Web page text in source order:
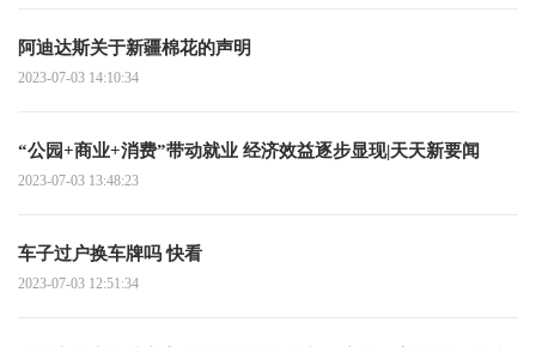
阿迪达斯关于新疆棉花的声明
2023-07-03 14:10:34
“公园+商业+消费”带动就业 经济效益逐步显现|天天新要闻
2023-07-03 13:48:23
车子过户换车牌吗 快看
2023-07-03 12:51:34